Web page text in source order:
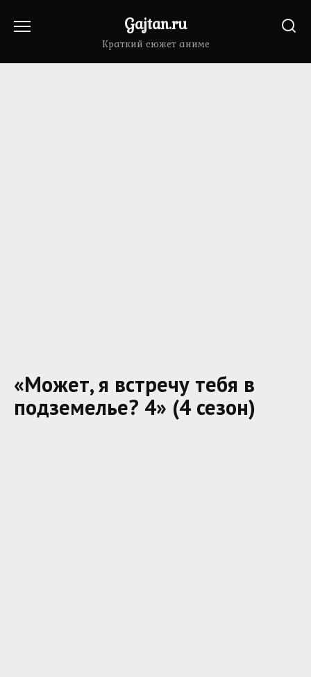
Gajtan.ru
Краткий сюжет аниме
«Может, я встречу тебя в
подземелье? 4» (4 сезон)